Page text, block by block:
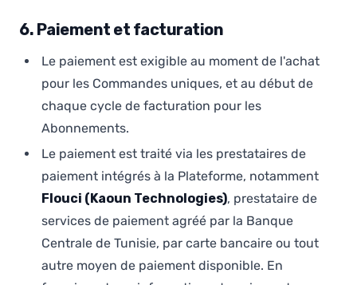
6. Paiement et facturation
Le paiement est exigible au moment de l'achat
pour les Commandes uniques, et au début de
chaque cycle de facturation pour les
Abonnements.
Le paiement est traité via les prestataires de
paiement intégrés à la Plateforme, notamment
Flouci (Kaoun Technologies), prestataire de
services de paiement agréé par la Banque
Centrale de Tunisie, par carte bancaire ou tout
autre moyen de paiement disponible. En